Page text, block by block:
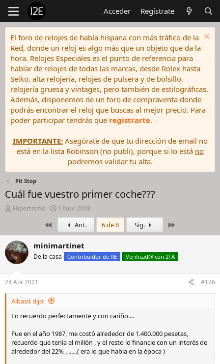
Acceder Regístrate
El foro de relojes de habla hispana con más tráfico de la
Red, donde un reloj es algo más que un objeto que da la
hora. Relojes Especiales es el punto de referencia para
hablar de relojes de todas las marcas, desde Rolex hasta
Seiko, alta relojería, relojes de pulsera y de bolsillo,
relojería gruesa y vintages, pero también de estilográficas.
Además, disponemos de un foro de compraventa donde
podrás encontrar el reloj que buscas al mejor precio. Para
poder participar tendrás que registrarte.
IMPORTANTE:Asegúrate de que tu dirección de email no
está en la lista Robinson (no publi), porque si lo está no
podremos validar tu alta.
Pit Stop
Cuál fue vuestro primer coche???
I
c
i
a
d
o
r
d
e
l
h
l
o
Hipertrofio
F
e
h
a
e
i
c
o
1 Nov 2018
PrimeroAnt. 6 de 8 Sig.
minimartinet
De la casa Contribuidor de RE Verificad@ con 2FA
24 Abr 2021 #126
Albasit dijo:
Lo recuerdo perfectamente y con cariño....
Fue en el año 1987, me costó alrededor de 1.400.000 pesetas,
recuerdo que tenía el millón , y el resto lo financie con un interés de
alrededor del 22% , ......( era lo que había en la época )